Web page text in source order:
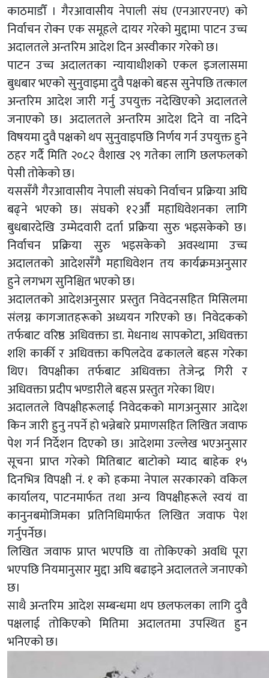
काठमाडौँ । गैरआवासीय नेपाली संघ (एनआरएनए) को
निर्वाचन रोक्न एक समूहले दायर गरेको मुद्दामा पाटन उच्च
अदालतले अन्तरिम आदेश दिन अस्वीकार गरेको छ।
पाटन उच्च अदालतका न्यायाधीशको एकल इजलासमा
बुधबार भएको सुनुवाइमा दुवै पक्षको बहस सुनेपछि तत्काल
अन्तरिम आदेश जारी गर्नु उपयुक्त नदेखिएको अदालतले
जनाएको छ। अदालतले अन्तरिम आदेश दिने वा नदिने
विषयमा दुवै पक्षको थप सुनुवाइपछि निर्णय गर्न उपयुक्त हुने
ठहर गर्दै मिति २०८२ वैशाख २९ गतेका लागि छलफलको
पेसी तोकेको छ।
यससँगै गैरआवासीय नेपाली संघको निर्वाचन प्रक्रिया अघि
बढ्ने भएको छ। संघको १२औँ महाधिवेशनका लागि
बुधबारदेखि उम्मेदवारी दर्ता प्रक्रिया सुरु भइसकेको छ।
निर्वाचन प्रक्रिया सुरु भइसकेको अवस्थामा उच्च
अदालतको आदेशसँगै महाधिवेशन तय कार्यक्रमअनुसार
हुने लगभग सुनिश्चित भएको छ।
अदालतको आदेशअनुसार प्रस्तुत निवेदनसहित मिसिलमा
संलग्न कागजातहरूको अध्ययन गरिएको छ। निवेदकको
तर्फबाट वरिष्ठ अधिवक्ता डा. मेधनाथ सापकोटा, अधिवक्ता
शशि कार्की र अधिवक्ता कपिलदेव ढकालले बहस गरेका
थिए। विपक्षीका तर्फबाट अधिवक्ता तेजेन्द्र गिरी र
अधिवक्ता प्रदीप भण्डारीले बहस प्रस्तुत गरेका थिए।
अदालतले विपक्षीहरूलाई निवेदकको मागअनुसार आदेश
किन जारी हुनु नपर्ने हो भन्नेबारे प्रमाणसहित लिखित जवाफ
पेश गर्न निर्देशन दिएको छ। आदेशमा उल्लेख भएअनुसार
सूचना प्राप्त गरेको मितिबाट बाटोको म्याद बाहेक १५
दिनभित्र विपक्षी नं. १ को हकमा नेपाल सरकारको वकिल
कार्यालय, पाटनमार्फत तथा अन्य विपक्षीहरूले स्वयं वा
कानुनबमोजिमका प्रतिनिधिमार्फत लिखित जवाफ पेश
गर्नुपर्नेछ।
लिखित जवाफ प्राप्त भएपछि वा तोकिएको अवधि पूरा
भएपछि नियमानुसार मुद्दा अघि बढाइने अदालतले जनाएको
छ।
साथै अन्तरिम आदेश सम्बन्धमा थप छलफलका लागि दुवै
पक्षलाई तोकिएको मितिमा अदालतमा उपस्थित हुन
भनिएको छ।